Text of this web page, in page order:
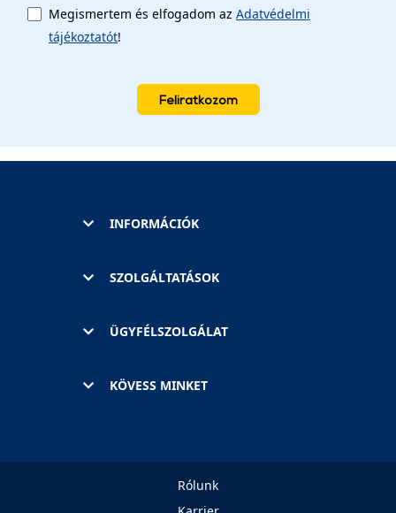
Megismertem és elfogadom az Adatvédelmi
tájékoztatót!
Feliratkozom
INFORMÁCIÓK
SZOLGÁLTATÁSOK
ÜGYFÉLSZOLGÁLAT
KÖVESS MINKET
Rólunk